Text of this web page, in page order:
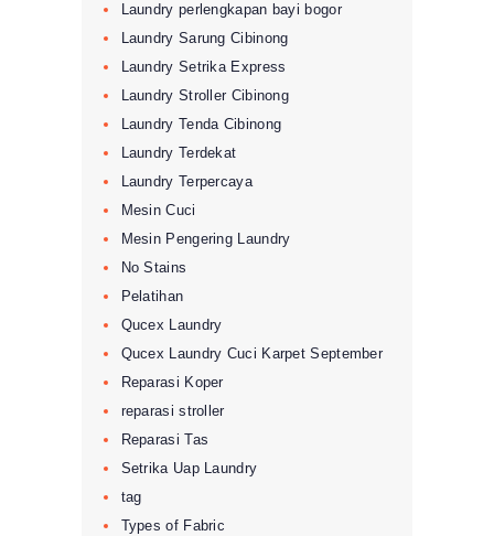
Laundry perlengkapan bayi bogor
Laundry Sarung Cibinong
Laundry Setrika Express
Laundry Stroller Cibinong
Laundry Tenda Cibinong
Laundry Terdekat
Laundry Terpercaya
Mesin Cuci
Mesin Pengering Laundry
No Stains
Pelatihan
Qucex Laundry
Qucex Laundry Cuci Karpet September
Reparasi Koper
reparasi stroller
Reparasi Tas
Setrika Uap Laundry
tag
Types of Fabric